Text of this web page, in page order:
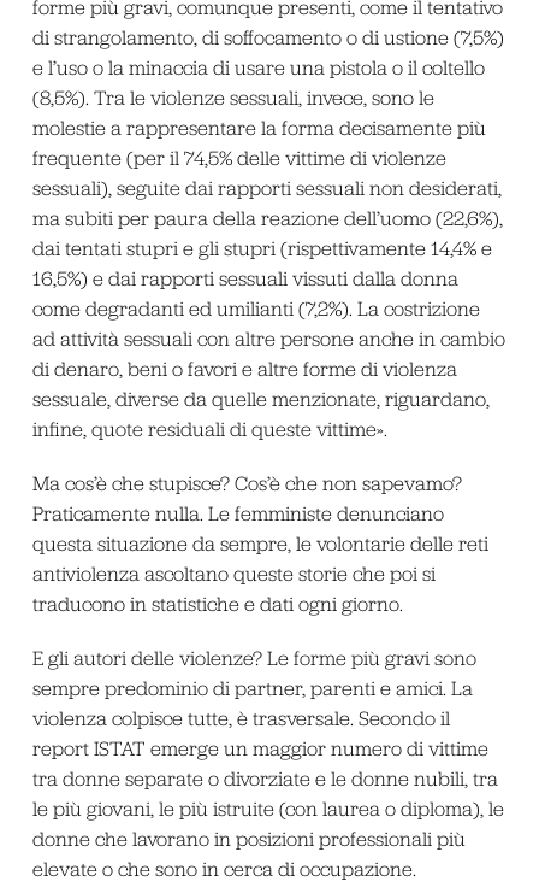
forme più gravi, comunque presenti, come il tentativo
di strangolamento, di soffocamento o di ustione (7,5%)
e l’uso o la minaccia di usare una pistola o il coltello
(8,5%). Tra le violenze sessuali, invece, sono le
molestie a rappresentare la forma decisamente più
frequente (per il 74,5% delle vittime di violenze
sessuali), seguite dai rapporti sessuali non desiderati,
ma subiti per paura della reazione dell’uomo (22,6%),
dai tentati stupri e gli stupri (rispettivamente 14,4% e
16,5%) e dai rapporti sessuali vissuti dalla donna
come degradanti ed umilianti (7,2%). La costrizione
ad attività sessuali con altre persone anche in cambio
di denaro, beni o favori e altre forme di violenza
sessuale, diverse da quelle menzionate, riguardano,
infine, quote residuali di queste vittime».
Ma cos’è che stupisce? Cos’è che non sapevamo?
Praticamente nulla. Le femministe denunciano
questa situazione da sempre, le volontarie delle reti
antiviolenza ascoltano queste storie che poi si
traducono in statistiche e dati ogni giorno.
E gli autori delle violenze? Le forme più gravi sono
sempre predominio di partner, parenti e amici. La
violenza colpisce tutte, è trasversale. Secondo il
report ISTAT emerge un maggior numero di vittime
tra donne separate o divorziate e le donne nubili, tra
le più giovani, le più istruite (con laurea o diploma), le
donne che lavorano in posizioni professionali più
elevate o che sono in cerca di occupazione.